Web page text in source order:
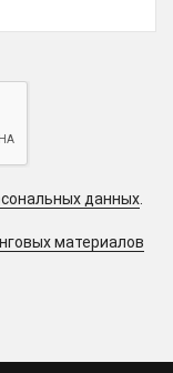
данных
материалов